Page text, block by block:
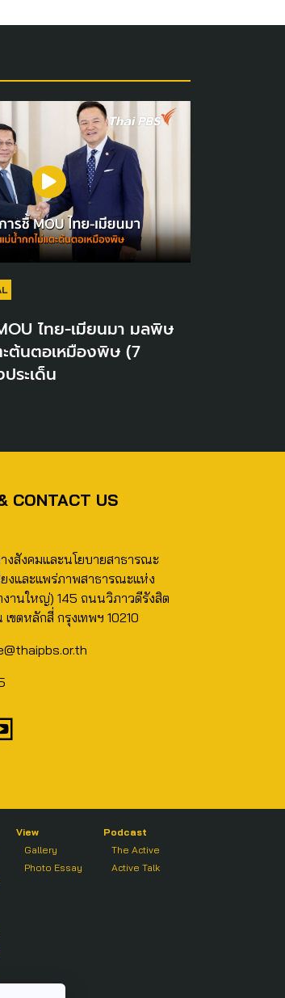
ไทย-เมียนมา มลพิษ
ต้นตอเหมืองพิษ (7
ระเด็น
CONTACT US
งสังคมและนโยบายสาธารณะ
ยงและแพร่ภาพสาธารณะแห่ง
งานใหญ่) 145 ถนนวิภาวดีรังสิต
ขตหลักสี่ กรุงเทพฯ 10210
View
Gallery
Photo Essay
Podcast
The Active
Active Talk